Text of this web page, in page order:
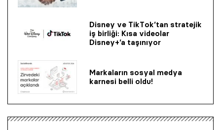
Disney ve TikTok’tan stratejik
iş birliği: Kısa videolar
Disney+’a taşınıyor
Markaların sosyal medya
karnesi belli oldu!